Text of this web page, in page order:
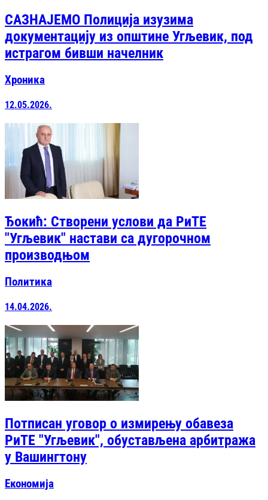
САЗНАЈЕМО Полиција изузима
документацију из општине Угљевик, под
истрагом бивши начелник
Хроника
12.05.2026.
Ђокић: Створени услови да РиТЕ
"Угљевик" настави са дугорочном
производњом
Политика
14.04.2026.
Потписан уговор о измирењу обавеза
РиТЕ "Угљевик", обустављена арбитража
у Вашингтону
Економија